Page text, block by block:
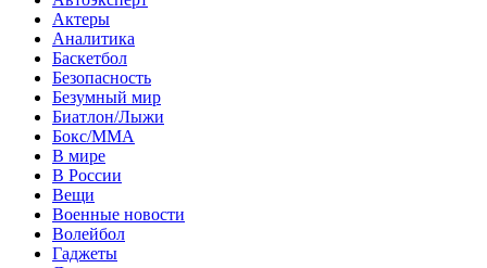
Актеры
Аналитика
Баскетбол
Безопасность
Безумный мир
Биатлон/Лыжи
Бокс/MMA
В мире
В России
Вещи
Военные новости
Волейбол
Гаджеты